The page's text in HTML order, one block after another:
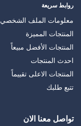
روابط سريعة
معلومات الملف الشخصي
المنتجات المميزة
المنتجات الأفضل مبيعاً
احدث المنتجات
المنتجات الاعلى تقييماً
تتبع طلبك
تواصل معنا الان